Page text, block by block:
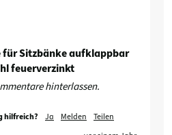
für Sitzbänke aufklappbar
feuerverzinkt
hinterlassen.
hilfreich? Ja Melden
Teilen